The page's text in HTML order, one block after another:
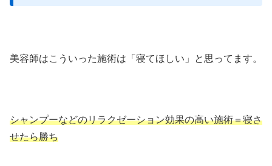
美容師はこういった施術は「寝てほしい」と思ってます。
シャンプーなどのリラクゼーション効果の高い施術＝寝さ
せたら勝ち